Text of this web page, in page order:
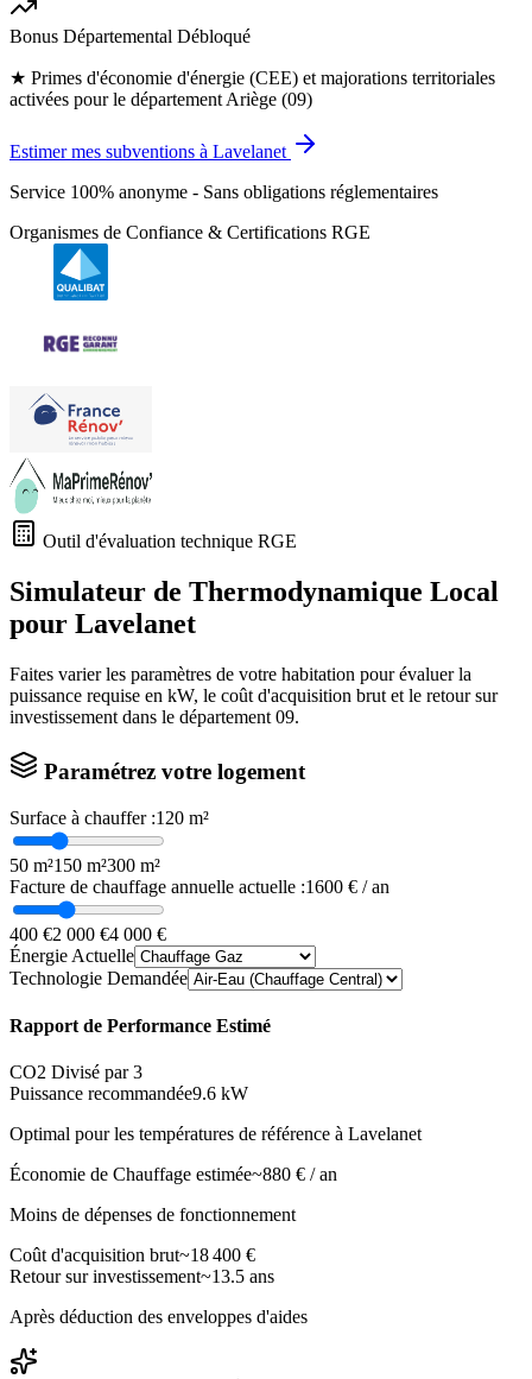
Bonus Départemental Débloqué
★ Primes d'économie d'énergie (CEE) et majorations territoriales
activées pour le département Ariège (09)
Estimer mes subventions à Lavelanet
Service 100% anonyme - Sans obligations réglementaires
Organismes de Confiance & Certifications RGE
Outil d'évaluation technique RGE
Simulateur de Thermodynamique Local
pour Lavelanet
Faites varier les paramètres de votre habitation pour évaluer la
puissance requise en kW, le coût d'acquisition brut et le retour sur
investissement dans le département 09.
Paramétrez votre logement
Surface à chauffer :120 m²
50 m²150 m²300 m²
Facture de chauffage annuelle actuelle :1600 € / an
400 €2 000 €4 000 €
Énergie Actuelle
Technologie Demandée
Rapport de Performance Estimé
CO2 Divisé par 3
Puissance recommandée9.6 kW
Optimal pour les températures de référence à Lavelanet
Économie de Chauffage estimée~880 € / an
Moins de dépenses de fonctionnement
Coût d'acquisition brut~18 400 €
Retour sur investissement~13.5 ans
Après déduction des enveloppes d'aides